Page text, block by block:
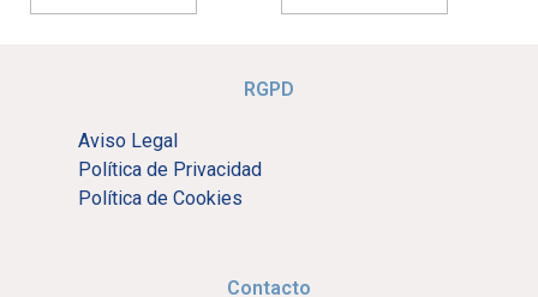
RGPD
Aviso Legal
Política de Privacidad
Política de Cookies
Contacto